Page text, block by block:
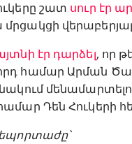
շատ սուր էր
էր դարձել, որ
համար Արման
Դեն Հուկերի